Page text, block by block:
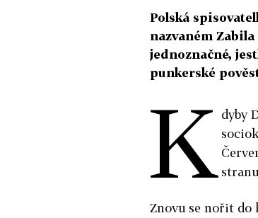
Polská
nazvaném
jednoznačné,
punkerské
K dyby
Znovu se nořit do